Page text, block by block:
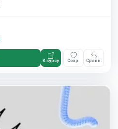
К курсу Сохр. Сравн.